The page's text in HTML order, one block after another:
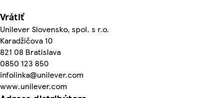
Vrátiť
Unilever Slovensko, spol. s r.o.
Karadžičova 10
821 08 Bratislava
0850 123 850
infolinka@unilever.com
www.unilever.com